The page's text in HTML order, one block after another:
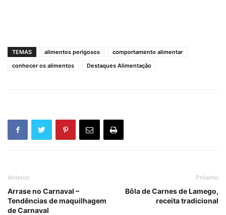
TEMAS alimentos perigosos
comportamento alimentar
conhecer os alimentos
Destaques Alimentação
Anterior
Arrase no Carnaval –
Tendências de maquilhagem
de Carnaval
Próximo
Bôla de Carnes de Lamego,
receita tradicional